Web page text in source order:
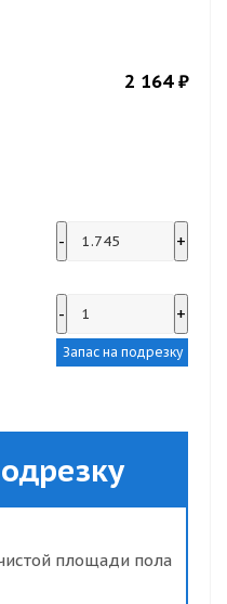
2 164 ₽
- +
- +
Запас на подрезку
площади пола